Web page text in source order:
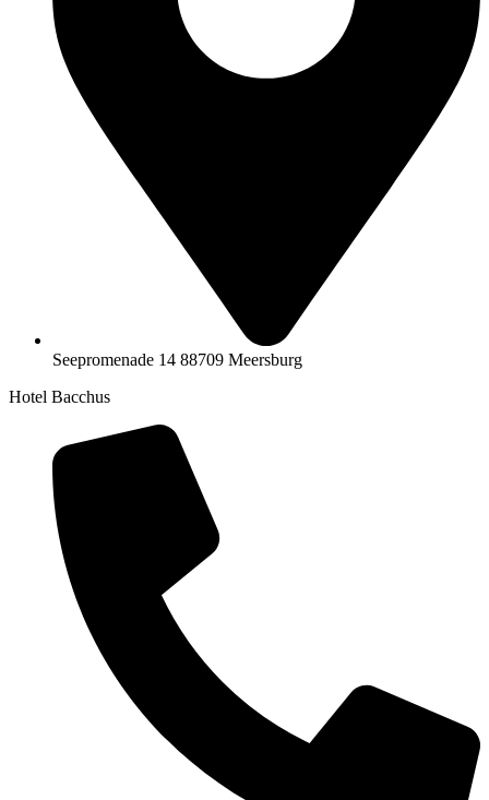
Seepromenade 14 88709 Meersburg
Hotel Bacchus